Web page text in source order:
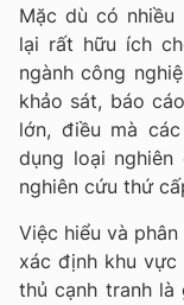
Mặc dù có nhiều
lại rất hữu ích
ngành công
khảo sát, báo
lớn, điều mà
dụng loại
nghiên cứu thứ
Việc hiểu và
xác định khu
thủ cạnh tranh